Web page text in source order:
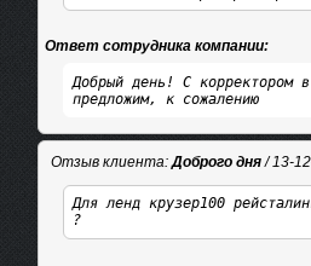
Ответ сотрудника компании:
Добрый день! С корректором
предложим, к сожалению
Отзыв клиента: Доброго дня/ 13-
Для ленд крузер100
?